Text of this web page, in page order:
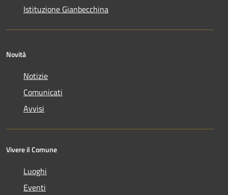
Istituzione Gianbecchina
Novità
Notizie
Comunicati
Avvisi
Vivere il Comune
Luoghi
Eventi